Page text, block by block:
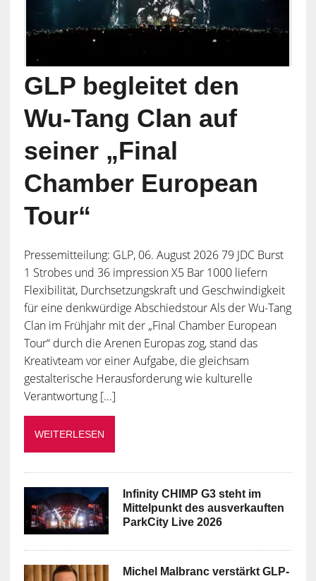
GLP begleitet den
Wu-Tang Clan auf
seiner „Final
Chamber European
Tour“
Pressemitteilung: GLP, 06. August 2026 79 JDC Burst
1 Strobes und 36 impression X5 Bar 1000 liefern
Flexibilität, Durchsetzungskraft und Geschwindigkeit
für eine denkwürdige Abschiedstour Als der Wu-Tang
Clan im Frühjahr mit der „Final Chamber European
Tour“ durch die Arenen Europas zog, stand das
Kreativteam vor einer Aufgabe, die gleichsam
gestalterische Herausforderung wie kulturelle
Verantwortung [...]
WEITERLESEN
Infinity CHIMP G3 steht im
Mittelpunkt des ausverkauften
ParkCity Live 2026
Michel Malbranc verstärkt GLP-